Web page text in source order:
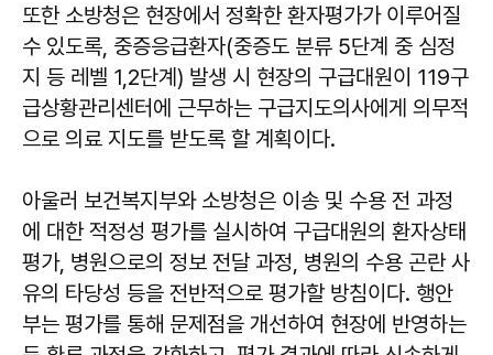
또한 소방청은 현장에서 정확한 환자평가가 이루어질
수 있도록, 중증응급환자(중증도 분류 5단계 중 심정
지 등 레벨 1,2단계) 발생 시 현장의 구급대원이 119구
급상황관리센터에 근무하는 구급지도의사에게 의무적
으로 의료 지도를 받도록 할 계획이다.
아울러 보건복지부와 소방청은 이송 및 수용 전 과정
에 대한 적정성 평가를 실시하여 구급대원의 환자상태
평가, 병원으로의 정보 전달 과정, 병원의 수용 곤란 사
유의 타당성 등을 전반적으로 평가할 방침이다. 행안
부는 평가를 통해 문제점을 개선하여 현장에 반영하는